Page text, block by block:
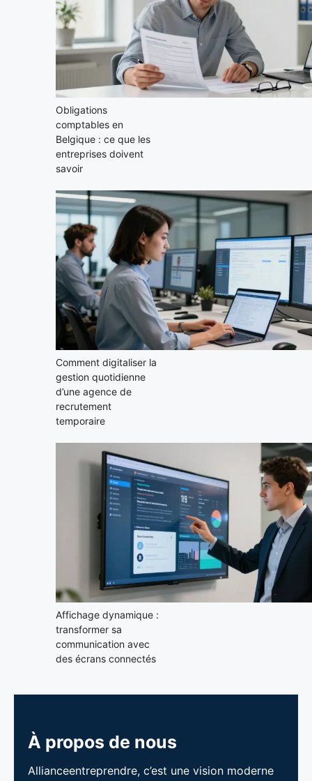
Obligations
comptables en
Belgique : ce que les
entreprises doivent
savoir
Comment digitaliser la
gestion quotidienne
d’une agence de
recrutement
temporaire
Affichage dynamique :
transformer sa
communication avec
des écrans connectés
À propos de nous
Allianceentreprendre, c’est une vision moderne